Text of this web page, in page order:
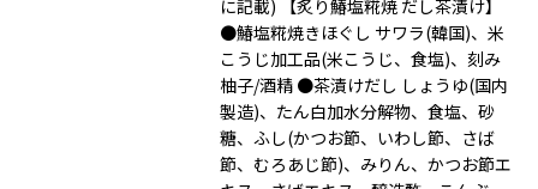
に記載) 【炙り鰆塩糀焼 だし茶漬け】
●鰆塩糀焼きほぐし サワラ(韓国)、米
こうじ加工品(米こうじ、食塩)、刻み
柚子/酒精 ●茶漬けだし しょうゆ(国内
製造)、たん白加水分解物、食塩、砂
糖、ふし(かつお節、いわし節、さば
節、むろあじ節)、みりん、かつお節エ